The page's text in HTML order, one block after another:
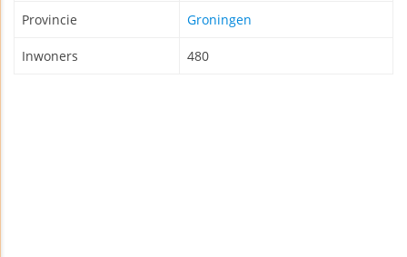
Provincie Groningen
Inwoners 480